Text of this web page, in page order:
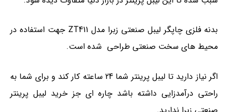
بدنه فلزی چاپگر لیبل صنعتی زبرا مدل ZT411 جهت استفاده در
محیط های سخت صنعتی طراحی شده است.
اگر نیاز دارید تا لیبل پرینتر شما 24 ساعته کار کند و برای شما به
راحتی درآمدزایی داشته باشد چاره ای جز خرید لیبل پرینتر